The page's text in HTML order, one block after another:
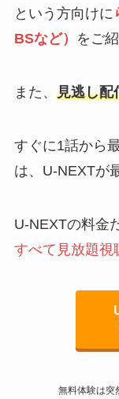
という方向けに
BSなど）
をご
また、 見逃し配
すぐに1話から
は、U-NEXTが
U-NEXTの料金
すべて見放題視
無料体験は突